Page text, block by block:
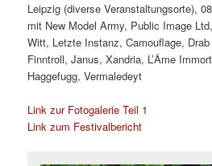
Leipzig (diverse Veranstaltungsorte),
mit New Model Army, Public Image
Witt, Letzte Instanz, Camouflage,
Finntroll, Janus, Xandria, L’Âme
Haggefugg, Vermaledeyt
Link zur Fotogalerie Teil 1
Link zum Festivalbericht